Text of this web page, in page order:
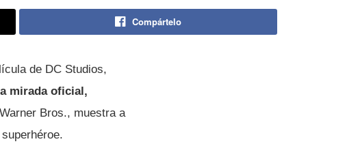
Compártelo
de DC Studios,
mirada oficial,
Bros., muestra a